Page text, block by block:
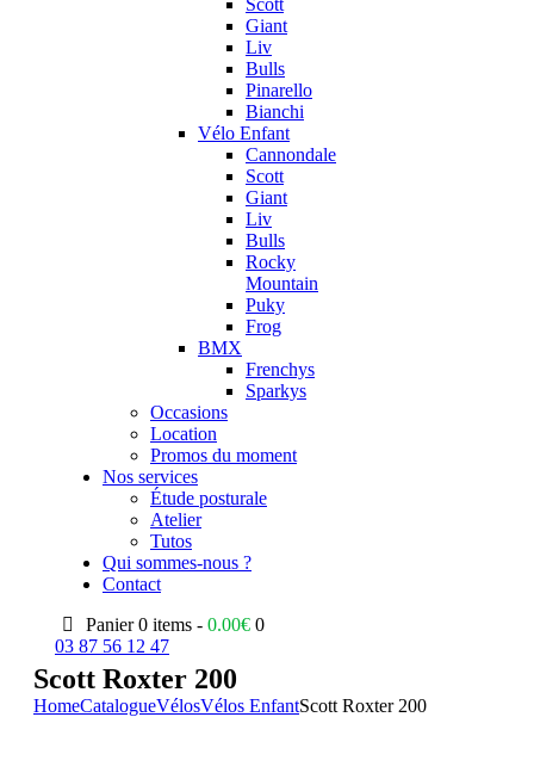
Scott
Giant
Liv
Bulls
Pinarello
Bianchi
Vélo Enfant
Cannondale
Scott
Giant
Liv
Bulls
Rocky
Mountain
Puky
Frog
BMX
Frenchys
Sparkys
Occasions
Location
Promos du moment
Nos services
Étude posturale
Atelier
Tutos
Qui sommes-nous ?
Contact
Panier 0 items -0.00€ 0
03 87 56 12 47
Scott Roxter 200
HomeCatalogueVélosVélos EnfantScott Roxter 200